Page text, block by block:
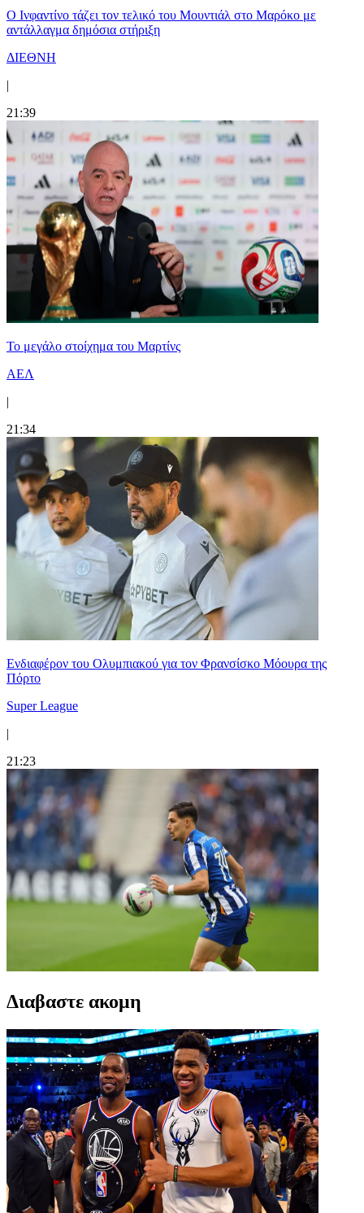
Ο Ινφαντίνο τάζει τον τελικό του Μουντιάλ στο Μαρόκο με
αντάλλαγμα δημόσια στήριξη
ΔΙΕΘΝΗ
|
21:39
Το μεγάλο στοίχημα του Μαρτίνς
ΑΕΛ
|
21:34
Ενδιαφέρον του Ολυμπιακού για τον Φρανσίσκο Μόουρα της
Πόρτο
Super League
|
21:23
Διαβαστε ακομη